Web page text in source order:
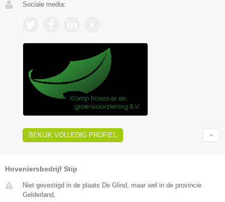
Sociale media:
BEKIJK VOLLEDIG PROFIEL
Hoveniersbedrijf Stip
Niet gevestigd in de plaats De Glind, maar wel in de provincie
Gelderland.